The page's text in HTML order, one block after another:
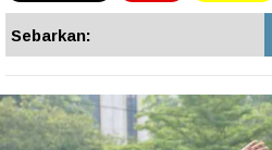
Sebarkan: